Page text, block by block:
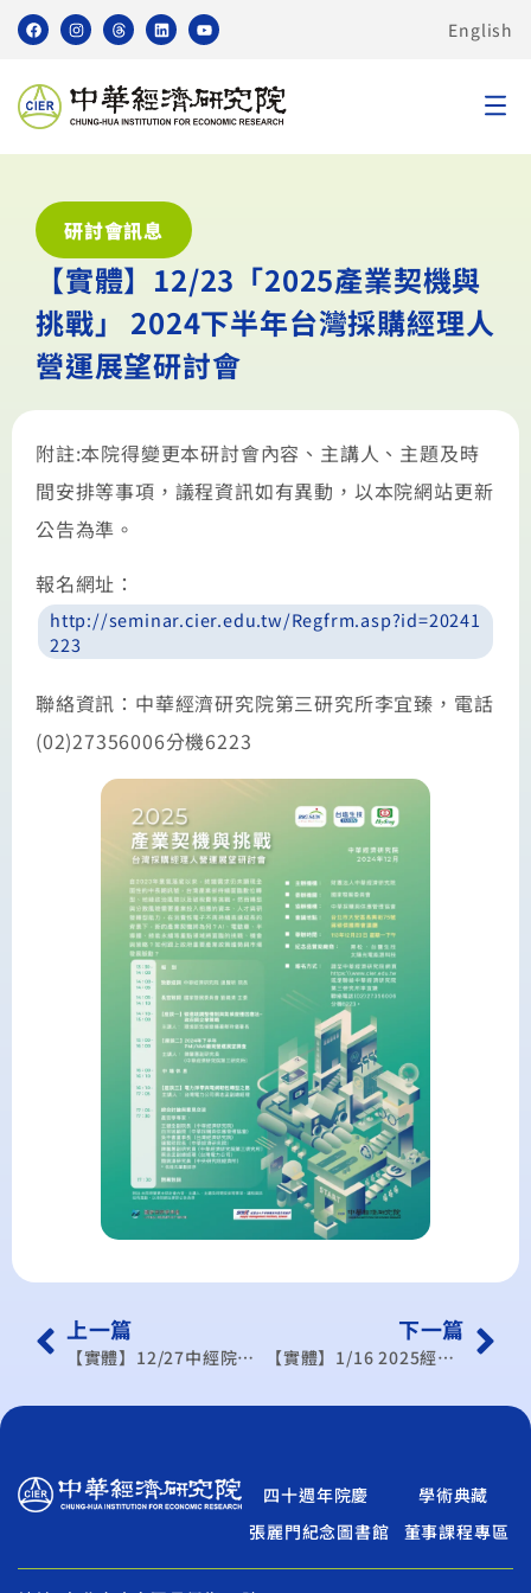
English
研討會訊息
【實體】12/23「2025產業契機與
挑戰」 2024下半年台灣採購經理人
營運展望研討會
附註:本院得變更本研討會內容、主講人、主題及時
間安排等事項，議程資訊如有異動，以本院網站更新
公告為準。
報名網址：
http://seminar.cier.edu.tw/Regfrm.asp?id=20241
223
聯絡資訊：中華經濟研究院第三研究所李宜臻，電話
(02)27356006分機6223
上一篇
【實體】12/27中經院與台灣大學學術合作研討會
下一篇
【實體】1/16 2025經濟展望論壇：應對川普新局，風險與契機
四十週年院慶
學術典藏
張麗門紀念圖書館
董事課程專區